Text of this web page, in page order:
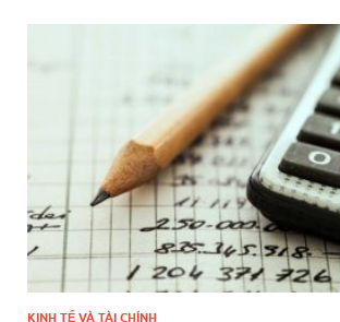
KINH TẾ VÀ TÀI CHÍNH